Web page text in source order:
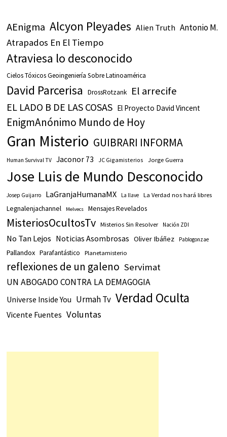
AEnigma Alcyon Pleyades Alien Truth Antonio M.
Atrapados En El Tiempo
Atraviesa lo desconocido
Cielos Tóxicos Geoingeniería Sobre Latinoamérica
David Parcerisa DrossRotzank El arrecife
EL LADO B DE LAS COSAS El Proyecto David Vincent
EnigmAnónimo Mundo de Hoy
Gran Misterio GUIBRARI INFORMA
Human Survival TV Jaconor 73 JC Gigamisterios Jorge Guerra
Jose Luis de Mundo Desconocido
Josep Guijarro LaGranjaHumanaMX La llave La Verdad nos hará libres
Legnalenjachannel Melvecs Mensajes Revelados
MisteriosOcultosTv Misterios Sin Resolver Nación ZDI
No Tan Lejos Noticias Asombrosas Oliver Ibáñez Pablogonzae
Pallandox Parafantástico Planetamisterio
reflexiones de un galeno Servimat
UN ABOGADO CONTRA LA DEMAGOGIA
Universe Inside You Urmah Tv Verdad Oculta
Vicente Fuentes Voluntas